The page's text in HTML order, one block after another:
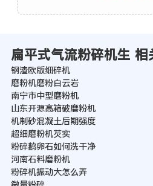
扁平式气流粉碎机生 相
钢渣欧版细碎机
磨粉机磨粉白云岩
南宁市中型磨粉机
山东开源高箱破磨粉机
机制砂混凝土后期强度
超细磨粉机芡实
粉碎鹅卵石如何洗干净
河南石料磨粉机
粉碎机振动大怎么弄